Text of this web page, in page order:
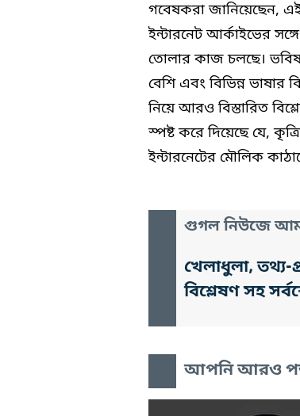
গবেষকরা জানিয়েছেন,
ইন্টারনেট আর্কাইভের
তোলার কাজ চলছে।
বেশি এবং বিভিন্ন
নিয়ে আরও বিস্তারিত
স্পষ্ট করে দিয়েছে যে,
ইন্টারনেটের মৌলিক
গুগল নিউজে
খেলাধুলা, তথ্য-
বিশ্লেষণ সহ
আপনি আরও